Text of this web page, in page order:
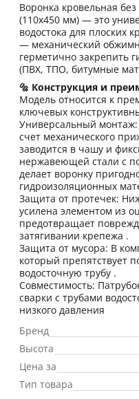
Воронка кровельная
(110х450 мм) — это
водостока для плоских
— механический
герметично закрепить
(ПВХ, ТПО, битумные
🔩 Конструкция и
Модель относится к
ключевых
Универсальный монтаж:
счет механического
заводится в чашу и
нержавеющей стали с
делает воронку
гидроизоляционных
Защита от протечек:
усилена элементом из
предотвращает
затягивании крепежа .
Защита от мусора: В
который препятствует
водосточную трубу .
Совместимость:
сварки с трубами
низкого давления
Бренд
Высота
Цена за
Тип товара